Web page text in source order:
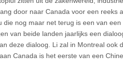
door naar Canada voor een reeks
die nog maar net terug is een van
van beide landen jaarlijks een
deze dialoog. Li zal in Montreal ook
Canada is het eerste van een